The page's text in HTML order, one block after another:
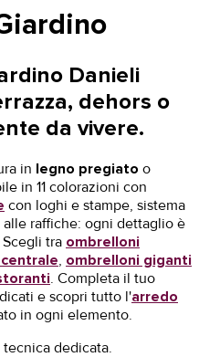
Danieli
dehors o
da vivere.
in legno pregiato o
in 11 colorazioni con
con loghi e stampe, sistema
alle raffiche: ogni dettaglio è
tra ombrelloni
ombrelloni giganti
. Completa il tuo
e scopri tutto l'arredo
in ogni elemento.
dedicata.